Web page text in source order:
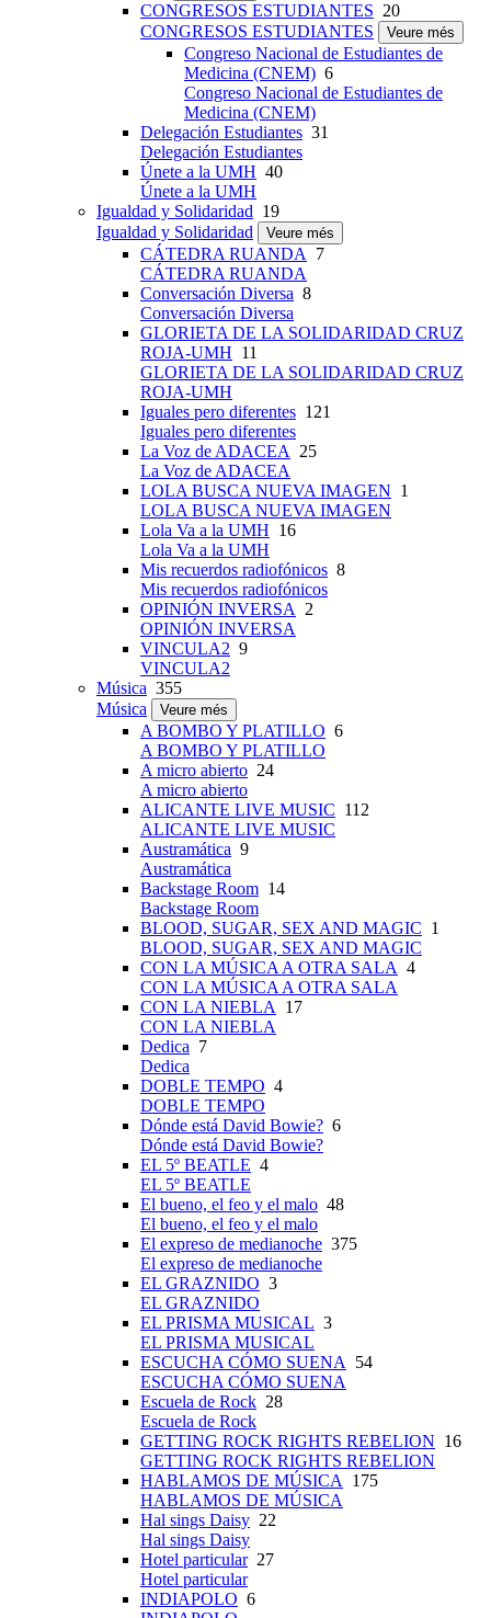
CONGRESOS ESTUDIANTES 20
CONGRESOS ESTUDIANTES
Veure més
Congreso Nacional de Estudiantes de
Medicina (CNEM) 6
Congreso Nacional de Estudiantes de
Medicina (CNEM)
Delegación Estudiantes 31
Delegación Estudiantes
Únete a la UMH 40
Únete a la UMH
Igualdad y Solidaridad 19
Igualdad y Solidaridad
Veure més
CÁTEDRA RUANDA
7
CÁTEDRA RUANDA
Conversación Diversa 8
Conversación Diversa
GLORIETA DE LA SOLIDARIDAD CRUZ
ROJA-UMH 11
GLORIETA DE LA SOLIDARIDAD CRUZ
ROJA-UMH
Iguales pero diferentes 121
Iguales pero diferentes
La Voz de ADACEA
25
La Voz de ADACEA
LOLA BUSCA NUEVA IMAGEN 1
LOLA BUSCA NUEVA IMAGEN
Lola Va a la UMH 16
Lola Va a la UMH
Mis recuerdos radiofónicos 8
Mis recuerdos radiofónicos
OPINIÓN INVERSA
2
OPINIÓN INVERSA
VINCULA2 9
VINCULA2
Música 355
Música
Veure més
A BOMBO Y PLATILLO 6
A BOMBO Y PLATILLO
A micro abierto 24
A micro abierto
ALICANTE LIVE MUSIC 112
ALICANTE LIVE MUSIC
Austramática 9
Austramática
Backstage Room 14
Backstage Room
BLOOD, SUGAR, SEX AND MAGIC 1
BLOOD, SUGAR, SEX AND MAGIC
CON LA MÚSICA A OTRA SALA 4
CON LA MÚSICA A OTRA SALA
CON LA NIEBLA
17
CON LA NIEBLA
Dedica 7
Dedica
DOBLE TEMPO 4
DOBLE TEMPO
Dónde está David Bowie? 6
Dónde está David Bowie?
EL 5º BEATLE 4
EL 5º BEATLE
El bueno, el feo y el malo 48
El bueno, el feo y el malo
El expreso de medianoche 375
El expreso de medianoche
EL GRAZNIDO 3
EL GRAZNIDO
EL PRISMA MUSICAL 3
EL PRISMA MUSICAL
ESCUCHA CÓMO SUENA
54
ESCUCHA CÓMO SUENA
Escuela de Rock 28
Escuela de Rock
GETTING ROCK RIGHTS REBELION 16
GETTING ROCK RIGHTS REBELION
HABLAMOS DE MÚSICA
175
HABLAMOS DE MÚSICA
Hal sings Daisy 22
Hal sings Daisy
Hotel particular27
Hotel particular
INDIAPOLO 6